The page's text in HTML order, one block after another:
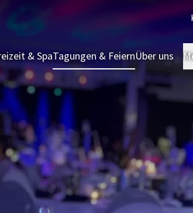
& SpaTagungen & FeiernÜber uns